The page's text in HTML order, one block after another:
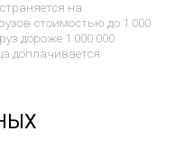
на
стоимостью до 1 000
дороже 1 000 000
доплачивается